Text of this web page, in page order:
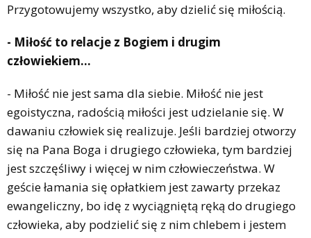
Przygotowujemy wszystko, aby dzielić się miłością.
- Miłość to relacje z Bogiem i drugim
człowiekiem...
- Miłość nie jest sama dla siebie. Miłość nie jest
egoistyczna, radością miłości jest udzielanie się. W
dawaniu człowiek się realizuje. Jeśli bardziej otworzy
się na Pana Boga i drugiego człowieka, tym bardziej
jest szczęśliwy i więcej w nim człowieczeństwa. W
geście łamania się opłatkiem jest zawarty przekaz
ewangeliczny, bo idę z wyciągniętą ręką do drugiego
człowieka, aby podzielić się z nim chlebem i jestem